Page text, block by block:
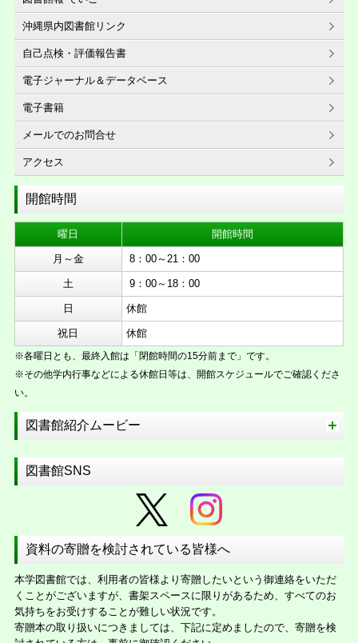
沖縄県内図書館リンク
自己点検・評価報告書
電子ジャーナル＆データベース
電子書籍
メールでのお問合せ
アクセス
開館時間
曜日 開館時間
月～金 8：00～21：00
土 9：00～18：00
日 休館
祝日 休館
※各曜日とも、最終入館は「閉館時間の15分前まで」です。
※その他学内行事などによる休館日等は、開館スケジュールでご確認くださ
い。
図書館紹介ムービー
図書館SNS
資料の寄贈を検討されている皆様へ
本学図書館では、利用者の皆様より寄贈したいという御連絡をいただ
くことがございますが、書架スペースに限りがあるため、すべてのお
気持ちをお受けすることが難しい状況です。
寄贈本の取り扱いにつきましては、下記に定めましたので、寄贈を検